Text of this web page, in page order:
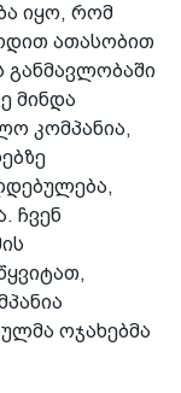
იყო, რომ
ათასობით
განმავლობაში
მინდა
კომპანია,
ჩვენ
ოჯახებმა